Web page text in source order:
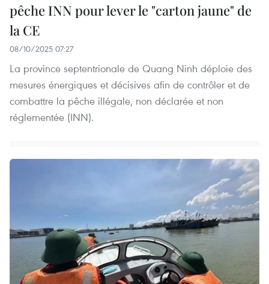
pêche INN pour lever le "carton jaune" de
la CE
08/10/2025 07:27
La province septentrionale de Quang Ninh déploie des
mesures énergiques et décisives afin de contrôler et de
combattre la pêche illégale, non déclarée et non
réglementée (INN).